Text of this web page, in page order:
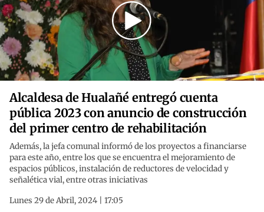
Alcaldesa de Hualañé entregó cuenta
pública 2023 con anuncio de construcción
del primer centro de rehabilitación
Además, la jefa comunal informó de los proyectos a financiarse
para este año, entre los que se encuentra el mejoramiento de
espacios públicos, instalación de reductores de velocidad y
señalética vial, entre otras iniciativas
Lunes 29 de Abril, 2024 | 17:05